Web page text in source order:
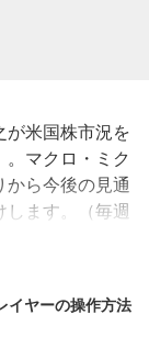
が米国株市況を
マクロ・ミク
から今後の見通
します。（毎週
イヤーの操作方法